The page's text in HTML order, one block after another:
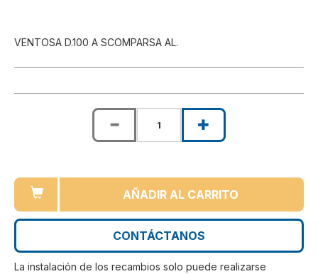
VENTOSA D.100 A SCOMPARSA AL.
AÑADIR AL CARRITO
CONTÁCTANOS
La instalación de los recambios solo puede realizarse